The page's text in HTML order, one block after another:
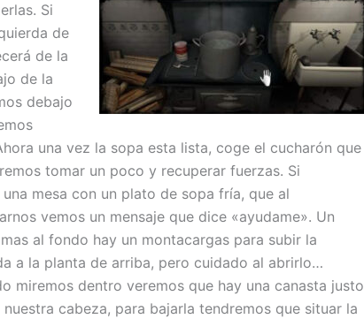
Si
de
de la
de la
debajo
una vez la sopa esta lista, coge el cucharón que
tomar un poco y recuperar fuerzas. Si
mesa con un plato de sopa fría, que al
vemos un mensaje que dice «ayudame». Un
al fondo hay un montacargas para subir la
a la planta de arriba, pero cuidado al abrirlo…
miremos dentro veremos que hay una canasta justo
nuestra cabeza, para bajarla tendremos que situar la